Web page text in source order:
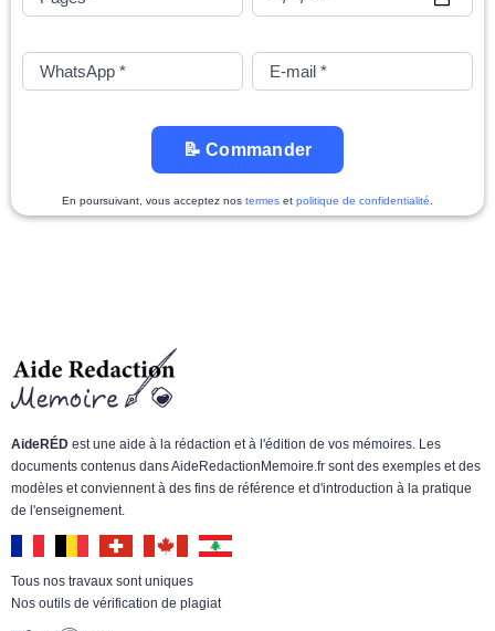
📝 Commander
En poursuivant, vous acceptez nos termes et politique de confidentialité.
AideRÉD est une aide à la rédaction et à l'édition de vos mémoires. Les
documents contenus dans AideRedactionMemoire.fr sont des exemples et des
modèles et conviennent à des fins de référence et d'introduction à la pratique
de l'enseignement.
Tous nos travaux sont uniques
Nos outils de vérification de plagiat